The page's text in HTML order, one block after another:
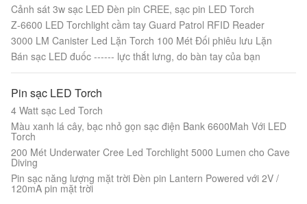
Cảnh sát 3w sạc LED Đèn pin CREE, sạc pin LED Torch
Z-6600 LED Torchlight cầm tay Guard Patrol RFID Reader
3000 LM Canister Led Lặn Torch 100 Mét Đối phiêu lưu Lặn
Bán sạc LED đuốc ------ lực thắt lưng, do bàn tay của bạn
Pin sạc LED Torch
4 Watt sạc Led Torch
Màu xanh lá cây, bạc nhỏ gọn sạc điện Bank 6600Mah Với LED
Torch
200 Mét Underwater Cree Led Torchlight 5000 Lumen cho Cave
Diving
Pin sạc năng lượng mặt trời Đèn pin Lantern Powered với 2V /
120mA pin mặt trời